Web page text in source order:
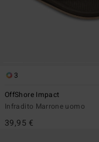
3
OffShore Impact
Infradito Marrone uomo
39,95 €